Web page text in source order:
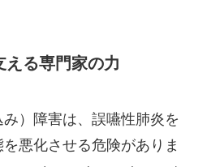
る専門家の力
）障害は、誤嚥性肺炎を
悪化させる危険がありま